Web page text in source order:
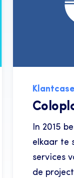
Klantcase
In 2015
elkaar te
services
de